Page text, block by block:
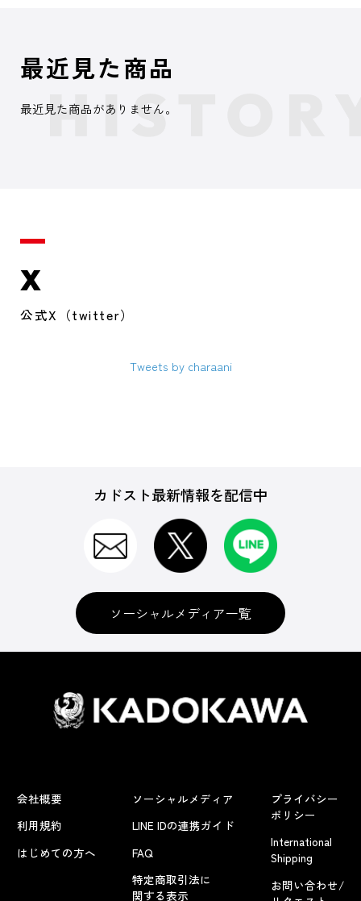
最近見た商品
最近見た商品がありません。
X
公式X（twitter）
Tweets by charaani
カドスト最新情報を配信中
ソーシャルメディア一覧
会社概要
利用規約
はじめての方へ
ソーシャルメディア
LINE IDの連携ガイド
FAQ
特定商取引法に
関する表示
プライバシー
ポリシー
International
Shipping
お問い合わせ/